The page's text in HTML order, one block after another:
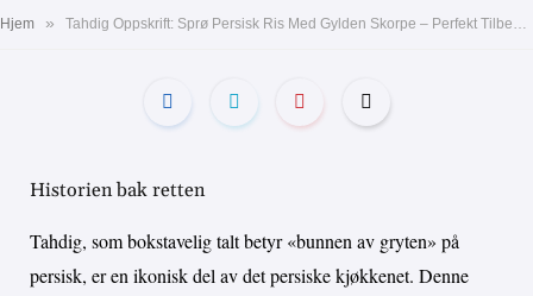
Hjem »
Historien bak retten
Tahdig, som bokstavelig talt betyr «bunnen av gryten» på
persisk, er en ikonisk del av det persiske kjøkkenet. Denne